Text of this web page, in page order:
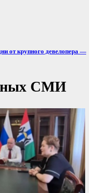
от крупного девелопера —